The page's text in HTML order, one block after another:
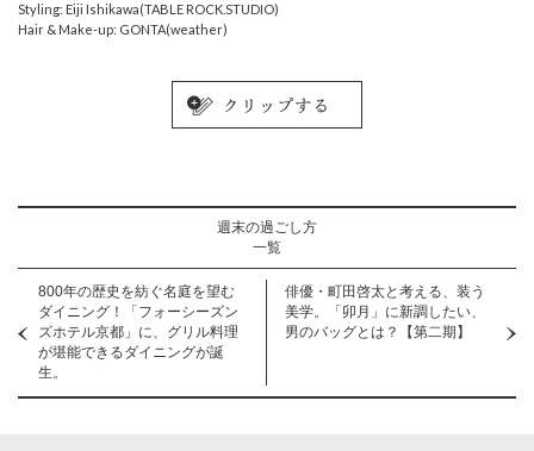
Styling: Eiji Ishikawa(TABLE ROCK.STUDIO)
Hair & Make-up: GONTA(weather)
週末の過ごし方
一覧
800年の歴史を紡ぐ名庭を望む
ダイニング！「フォーシーズン
ズホテル京都」に、グリル料理
が堪能できるダイニングが誕
生。
俳優・町田啓太と考える、装う
美学。「卯月」に新調したい、
男のバッグとは？【第二期】